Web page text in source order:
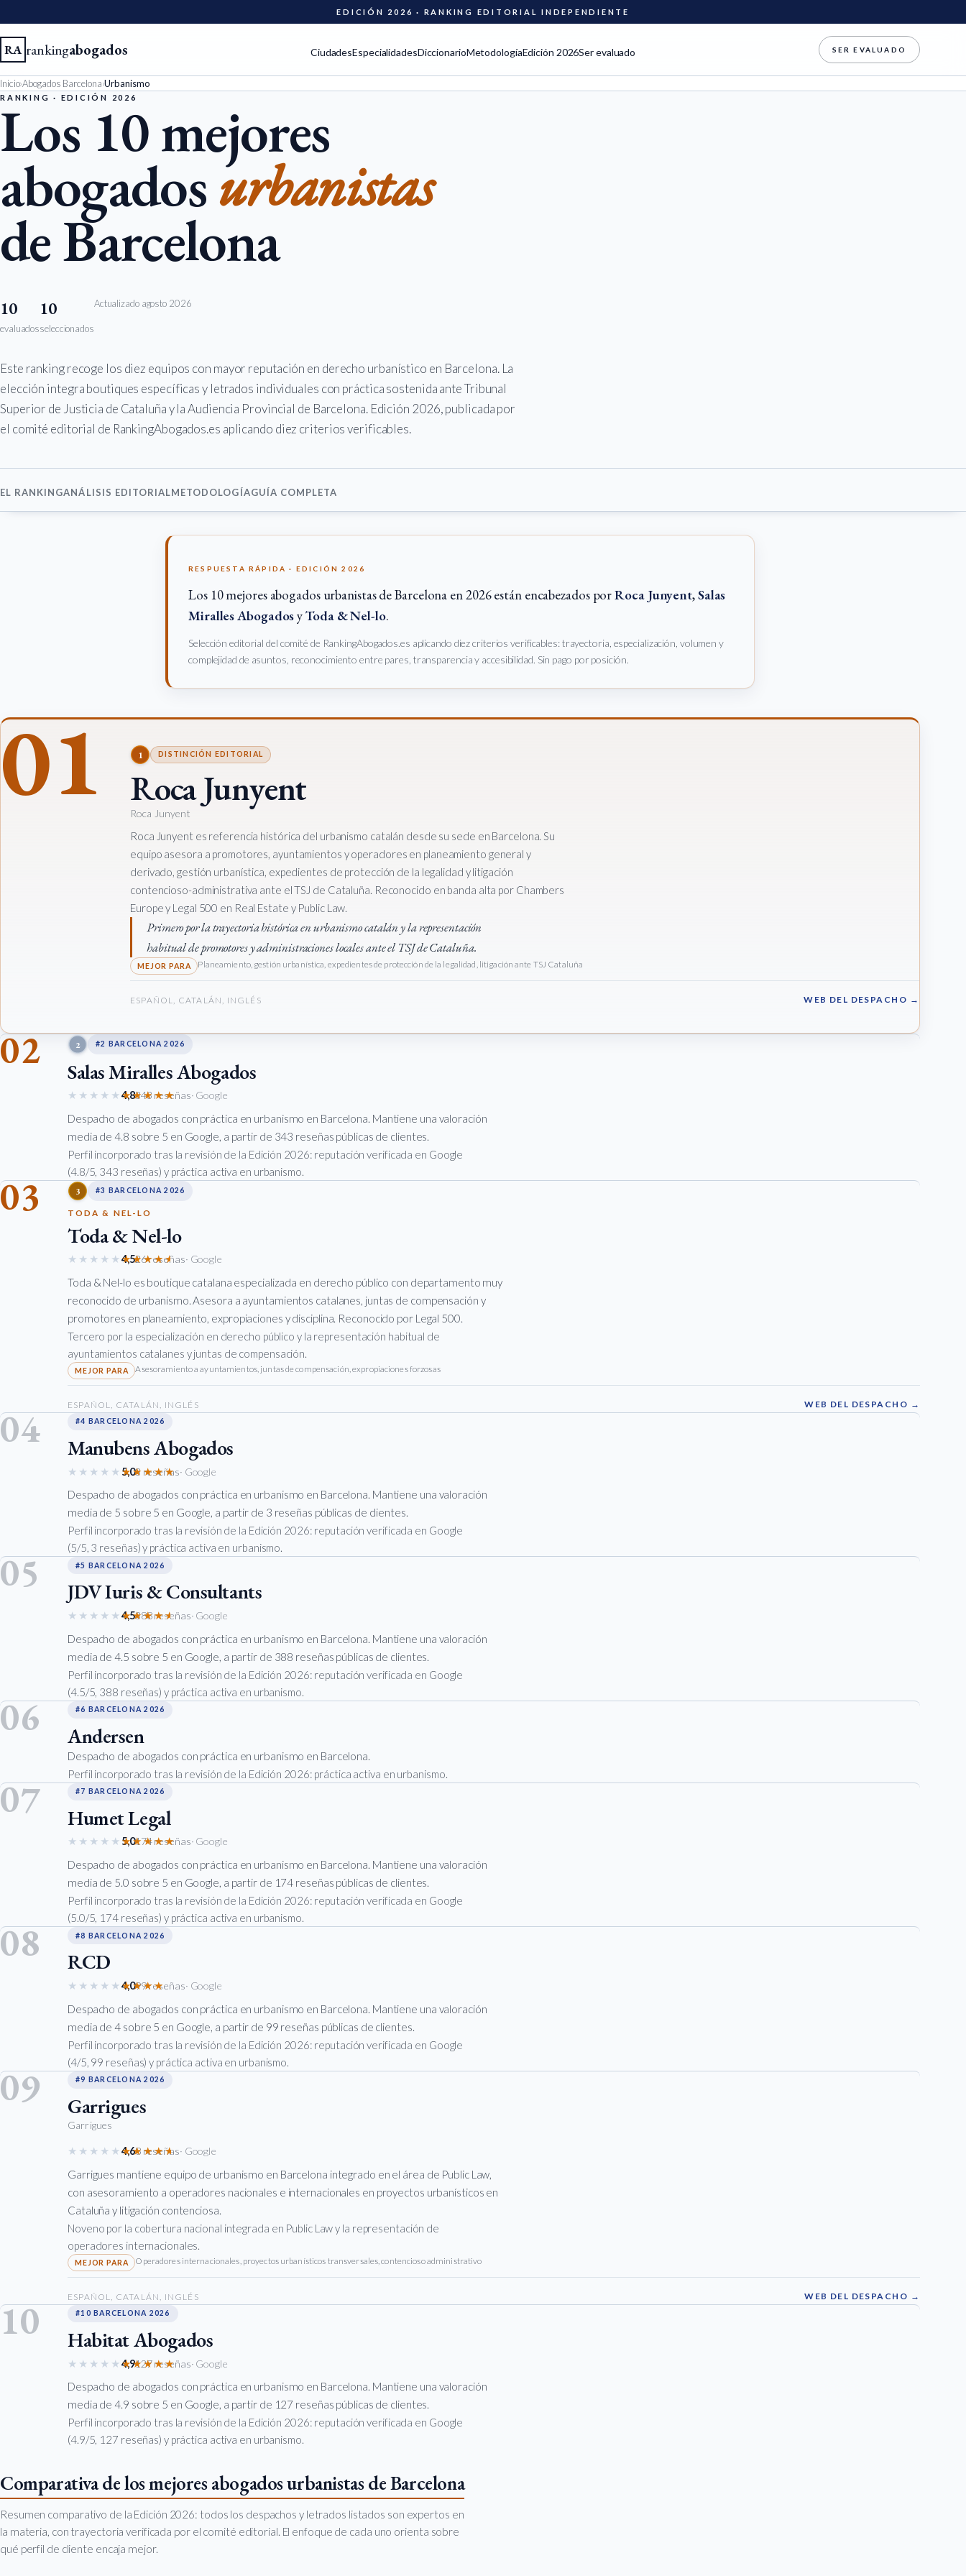
EDICIÓN 2026 · RANKING EDITORIAL INDEPENDIENTE
RA rankingabogados CiudadesEspecialidadesDiccionarioMetodologíaEdición 2026Ser evaluado SER EVALUADO
Inicio›Abogados Barcelona›Urbanismo
RANKING · EDICIÓN 2026
Los 10 mejores
abogadosurbanistas
de Barcelona
10
evaluados
10
seleccionados
Actualizado agosto 2026
Este ranking recoge los diez equipos con mayor reputación en derecho urbanístico en Barcelona. La
elección integra boutiques específicas y letrados individuales con práctica sostenida ante Tribunal
Superior de Justicia de Cataluña y la Audiencia Provincial de Barcelona. Edición 2026, publicada por
el comité editorial de RankingAbogados.es aplicando diez criterios verificables.
EL RANKINGANÁLISIS EDITORIALMETODOLOGÍAGUÍA COMPLETA
RESPUESTA RÁPIDA · EDICIÓN 2026
Los 10 mejores abogados urbanistas de Barcelona en 2026 están encabezados porRoca Junyent,Salas
Miralles AbogadosyToda & Nel-lo.
Selección editorial del comité de RankingAbogados.es aplicando diez criterios verificables: trayectoria, especialización, volumen y
complejidad de asuntos, reconocimiento entre pares, transparencia y accesibilidad. Sin pago por posición.
01 1 DISTINCIÓN EDITORIAL
Roca Junyent
Roca Junyent
Roca Junyent es referencia histórica del urbanismo catalán desde su sede en Barcelona. Su
equipo asesora a promotores, ayuntamientos y operadores en planeamiento general y
derivado, gestión urbanística, expedientes de protección de la legalidad y litigación
contencioso-administrativa ante el TSJ de Cataluña. Reconocido en banda alta por Chambers
Europe y Legal 500 en Real Estate y Public Law.
Primero por la trayectoria histórica en urbanismo catalán y la representación
habitual de promotores y administraciones locales ante el TSJ de Cataluña.
Planeamiento, gestión urbanística, expedientes de protección de la legalidad, litigación ante TSJ Cataluña
ESPAÑOL, CATALÁN, INGLÉS WEB DEL DESPACHO →
02 2 #2 BARCELONA 2026
Salas Miralles Abogados
★★★★★★★★★★
4,8343 reseñas· Google
Despacho de abogados con práctica en urbanismo en Barcelona. Mantiene una valoración
media de 4.8 sobre 5 en Google, a partir de 343 reseñas públicas de clientes.
Perfil incorporado tras la revisión de la Edición 2026: reputación verificada en Google
(4.8/5, 343 reseñas) y práctica activa en urbanismo.
03 3 #3 BARCELONA 2026
TODA & NEL-LO
Toda & Nel-lo
★★★★★★★★★★
4,526 reseñas· Google
Toda & Nel-lo es boutique catalana especializada en derecho público con departamento muy
reconocido de urbanismo. Asesora a ayuntamientos catalanes, juntas de compensación y
promotores en planeamiento, expropiaciones y disciplina. Reconocido por Legal 500.
Tercero por la especialización en derecho público y la representación habitual de
ayuntamientos catalanes y juntas de compensación.
Asesoramiento a ayuntamientos, juntas de compensación, expropiaciones forzosas
ESPAÑOL, CATALÁN, INGLÉS WEB DEL DESPACHO →
04 #4 BARCELONA 2026
Manubens Abogados
★★★★★ ★★★★★
5,03 reseñas· Google
Despacho de abogados con práctica en urbanismo en Barcelona. Mantiene una valoración
media de 5 sobre 5 en Google, a partir de 3 reseñas públicas de clientes.
Perfil incorporado tras la revisión de la Edición 2026: reputación verificada en Google
(5/5, 3 reseñas) y práctica activa en urbanismo.
05 #5 BARCELONA 2026
JDV Iuris & Consultants
★★★★★★★★★★
4,5388 reseñas· Google
Despacho de abogados con práctica en urbanismo en Barcelona. Mantiene una valoración
media de 4.5 sobre 5 en Google, a partir de 388 reseñas públicas de clientes.
Perfil incorporado tras la revisión de la Edición 2026: reputación verificada en Google
(4.5/5, 388 reseñas) y práctica activa en urbanismo.
06 #6 BARCELONA 2026
Andersen
Despacho de abogados con práctica en urbanismo en Barcelona.
Perfil incorporado tras la revisión de la Edición 2026: práctica activa en urbanismo.
07 #7 BARCELONA 2026
Humet Legal
★★★★★ ★★★★★
5,0174 reseñas· Google
Despacho de abogados con práctica en urbanismo en Barcelona. Mantiene una valoración
media de 5.0 sobre 5 en Google, a partir de 174 reseñas públicas de clientes.
Perfil incorporado tras la revisión de la Edición 2026: reputación verificada en Google
(5.0/5, 174 reseñas) y práctica activa en urbanismo.
08 #8 BARCELONA 2026
RCD
★★★★★★★★★★
4,099 reseñas· Google
Despacho de abogados con práctica en urbanismo en Barcelona. Mantiene una valoración
media de 4 sobre 5 en Google, a partir de 99 reseñas públicas de clientes.
Perfil incorporado tras la revisión de la Edición 2026: reputación verificada en Google
(4/5, 99 reseñas) y práctica activa en urbanismo.
09 #9 BARCELONA 2026
Garrigues
Garrigues
★★★★★★★★★★
4,68 reseñas· Google
Garrigues mantiene equipo de urbanismo en Barcelona integrado en el área de Public Law,
con asesoramiento a operadores nacionales e internacionales en proyectos urbanísticos en
Cataluña y litigación contenciosa.
Noveno por la cobertura nacional integrada en Public Law y la representación de
operadores internacionales.
Operadores internacionales, proyectos urbanísticos transversales, contencioso administrativo
ESPAÑOL, CATALÁN, INGLÉS WEB DEL DESPACHO →
10 #10 BARCELONA 2026
Habitat Abogados
★★★★★★★★★★
4,9127 reseñas· Google
Despacho de abogados con práctica en urbanismo en Barcelona. Mantiene una valoración
media de 4.9 sobre 5 en Google, a partir de 127 reseñas públicas de clientes.
Perfil incorporado tras la revisión de la Edición 2026: reputación verificada en Google
(4.9/5, 127 reseñas) y práctica activa en urbanismo.
Comparativa de los mejores abogados urbanistas de Barcelona
Resumen comparativo de la Edición 2026: todos los despachos y letrados listados son expertos en
la materia, con trayectoria verificada por el comité editorial. El enfoque de cada uno orienta sobre
qué perfil de cliente encaja mejor.